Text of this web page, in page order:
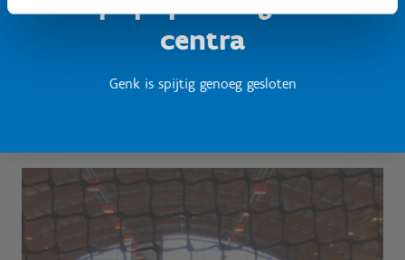
centra
Genk is spijtig genoeg gesloten